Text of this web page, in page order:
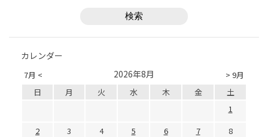
カレンダー
7月 < > 9月
2026年8月
日 月 火 水 木 金
土
1
2
3 4 5 6 7
8